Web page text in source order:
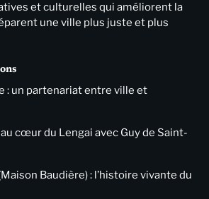
et culturelles qui améliorent la
une ville plus juste et plus
: un partenariat entre ville et
cœur du Lengai avec Guy de Saint-
Baudière) : l’histoire vivante du